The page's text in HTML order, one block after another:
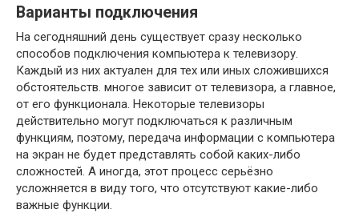
Варианты подключения
На сегодняшний день существует сразу несколько
способов подключения компьютера к телевизору.
Каждый из них актуален для тех или иных сложившихся
обстоятельств. многое зависит от телевизора, а главное,
от его функционала. Некоторые телевизоры
действительно могут подключаться к различным
функциям, поэтому, передача информации с компьютера
на экран не будет представлять собой каких-либо
сложностей. А иногда, этот процесс серьёзно
усложняется в виду того, что отсутствуют какие-либо
важные функции.